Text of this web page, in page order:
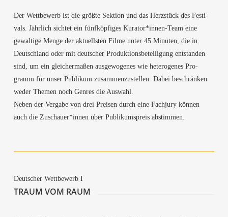
Der Wett­be­werb ist die größ­te Sek­ti­on und das Herz­stück des Fes­ti­
vals. Jähr­lich sich­tet ein fünf­köp­fi­ges Kurator*innen-Team eine
gewal­ti­ge Men­ge der aktu­ells­ten Fil­me unter 45 Minu­ten, die in
Deutsch­land oder mit deut­scher Pro­duk­ti­ons­be­tei­li­gung ent­stan­den
sind, um ein glei­cher­ma­ßen aus­ge­wo­ge­nes wie hete­ro­ge­nes Pro­
gramm für unser Publi­kum zusam­men­zu­stel­len. Dabei beschrän­ken
weder The­men noch Gen­res die Auswahl.
Neben der Ver­ga­be von drei Prei­sen durch eine Fach­ju­ry kön­nen
auch die Zuschauer*innen über Publi­kums­preis abstimmen.
Deut­scher Wett­be­werb I
TRAUM VOM RAUM